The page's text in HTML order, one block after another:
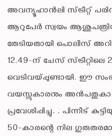
അവന്യൂഹാന്‍ലി സ്ട്രീറ്റ്
ആറുപേര്‍ സ്വയം
തേടിയതായി പൊലീസ്
12.49-ന് ചേസ് സ്ട്രീറ്റിലെ
വെടിവയ്പ്പുണ്ടായി. ഈ
വയസ്സുകാരനും
പ്രവേശിപ്പിച്ചു. . പിന്നീട്
50-കാരന്റെ നില